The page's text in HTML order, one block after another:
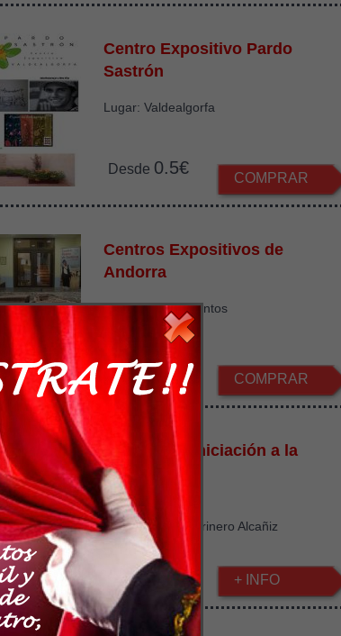
Centro Expositivo Pardo
Sastrón
Lugar: Valdealgorfa
Desde 0.5€
COMPRAR
Centros Expositivos de
Andorra
Lugar: Varios recintos
Desde2.2€
COMPRAR
II Curso de Iniciación a la
Arqueología
Del 3 al 7 Agosto
Lugar: Molino Harinero Alcañiz
+ INFO